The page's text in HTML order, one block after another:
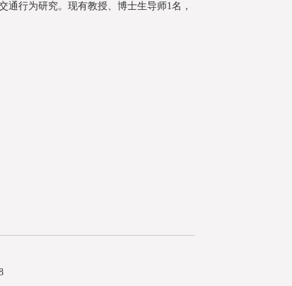
行为研究。现有教授、博士生导师1名，